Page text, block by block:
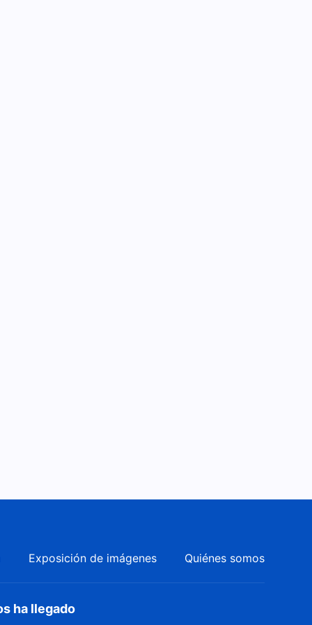
Exposición de imágenes Quiénes somos
ha llegado